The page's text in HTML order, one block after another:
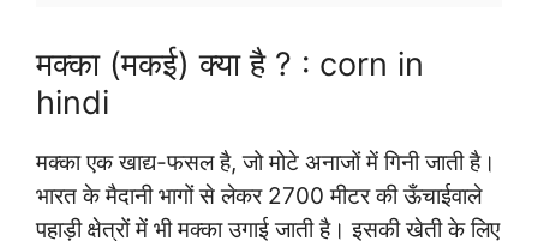
मक्का (मकई) क्या है ? : corn in
hindi
मक्का एक खाद्य-फसल है, जो मोटे अनाजों में गिनी जाती है।
भारत के मैदानी भागों से लेकर 2700 मीटर की ऊँचाईवाले
पहाड़ी क्षेत्रों में भी मक्का उगाई जाती है। इसकी खेती के लिए